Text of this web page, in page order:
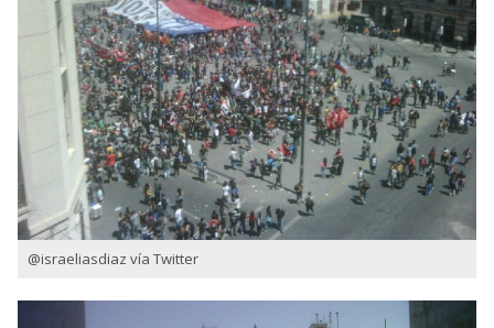
@israeliasdiaz vía Twitter